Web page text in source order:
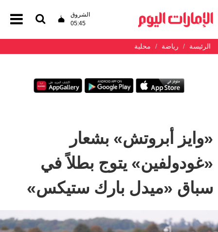
الشروق
05:45
الرئيسة رياضة محلية
«وايز أبروتش» بشعار
«غودولفين» يتوج بطلاً في
سباق «ميدل بارك ستيكس»